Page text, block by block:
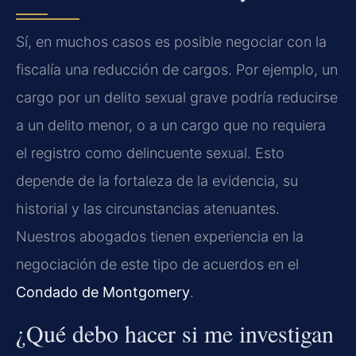
Sí, en muchos casos es posible negociar con la
fiscalía una reducción de cargos. Por ejemplo, un
cargo por un delito sexual grave podría reducirse
a un delito menor, o a un cargo que no requiera
el registro como delincuente sexual. Esto
depende de la fortaleza de la evidencia, su
historial y las circunstancias atenuantes.
Nuestros abogados tienen experiencia en la
negociación de este tipo de acuerdos en el
Condado de Montgomery.
¿Qué debo hacer si me investigan